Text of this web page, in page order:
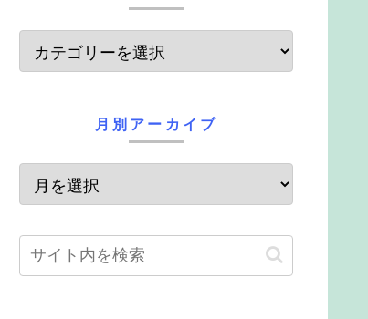
月別アーカイブ